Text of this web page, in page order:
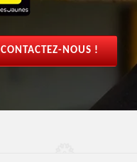
CONTACTEZ-NOUS !